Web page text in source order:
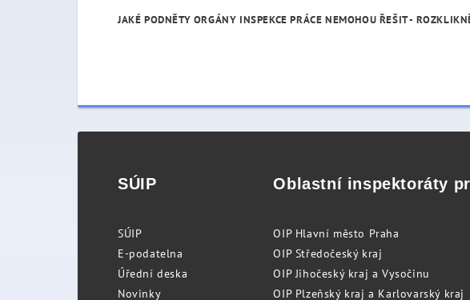
JAKÉ PODNĚTY ORGÁNY INSPEKCE PRÁCE NEMOHOU ŘEŠIT -
SÚIP
SÚIP
E-podatelna
Úřední deska
Novinky
Oblastní inspektoráty
OIP Hlavní město Praha
OIP Středočeský kraj
OIP Jihočeský kraj a Vysočinu
OIP Plzeňský kraj a Karlovarský kraj